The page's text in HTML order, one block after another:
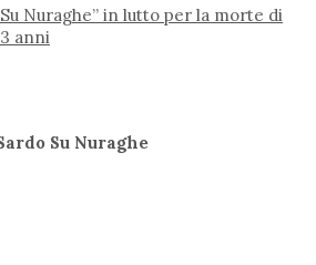
Nuraghe” in lutto per la morte di
anni
Su Nuraghe